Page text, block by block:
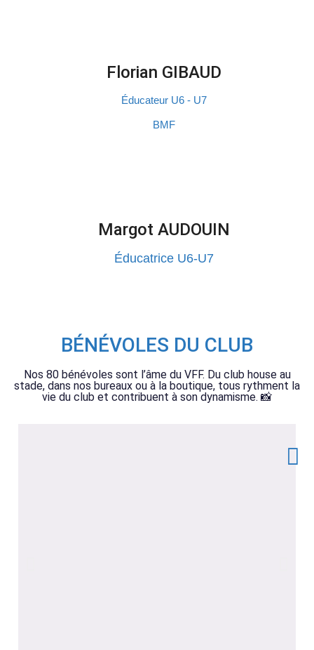
Florian GIBAUD
Éducateur U6 - U7
BMF
Margot AUDOUIN
Éducatrice U6-U7
BÉNÉVOLES DU CLUB
Nos 80 bénévoles sont l’âme du VFF. Du club house au
stade, dans nos bureaux ou à la boutique, tous rythment la
vie du club et contribuent à son dynamisme. 📸